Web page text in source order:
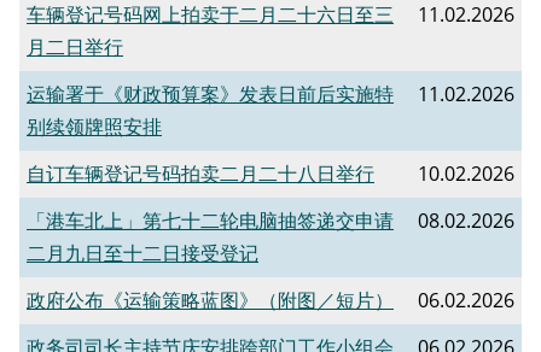
车辆登记号码网上拍卖于二月二十六日至三
月二日举行
11.02.2026
运输署于《财政预算案》发表日前后实施特
别续领牌照安排
11.02.2026
自订车辆登记号码拍卖二月二十八日举行
10.02.2026
「港车北上」第七十二轮电脑抽签递交申请
二月九日至十二日接受登记
08.02.2026
​政府公布《运输策略蓝图》（附图／短片）
06.02.2026